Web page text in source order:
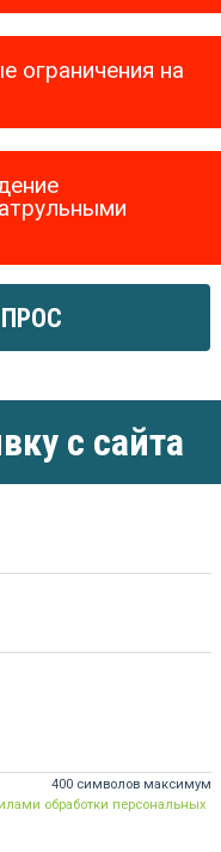
ограничения на
с сайта
400 символов максимум
обработки персональных